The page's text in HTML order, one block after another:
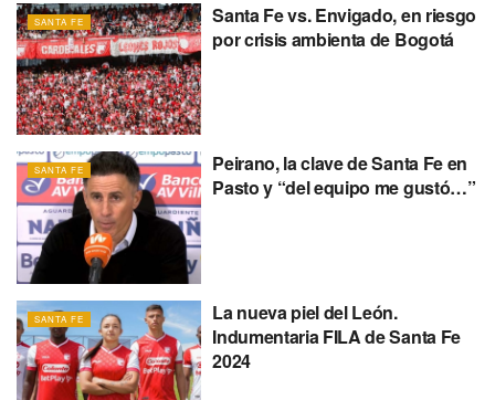
SANTA FE
Santa Fe vs. Envigado, en riesgo
por crisis ambienta de Bogotá
SANTA FE
Peirano, la clave de Santa Fe en
Pasto y “del equipo me gustó…”
SANTA FE
La nueva piel del León.
Indumentaria FILA de Santa Fe
2024